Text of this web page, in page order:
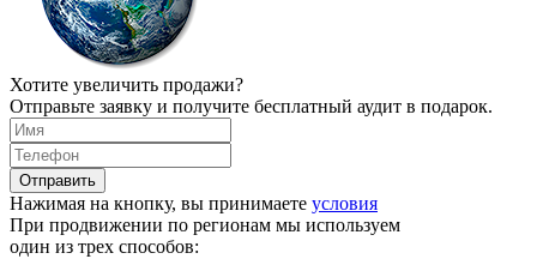
Хотите увеличить продажи?
Отправьте заявку и получите бесплатный аудит в подарок.
Нажимая на кнопку, вы принимаете условия
При продвижении по регионам мы используем
один из трех способов: